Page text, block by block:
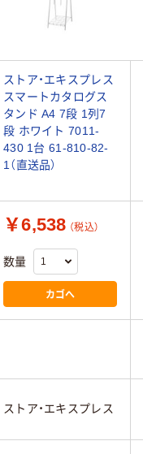
ストア・エキスプレス
スマートカタログス
タンド A4 7段 1列7
段 ホワイト 7011-
430 1台 61-810-82-
1（直送品）
￥6,538 （税込）
数量
カゴへ
ストア・エキスプレス